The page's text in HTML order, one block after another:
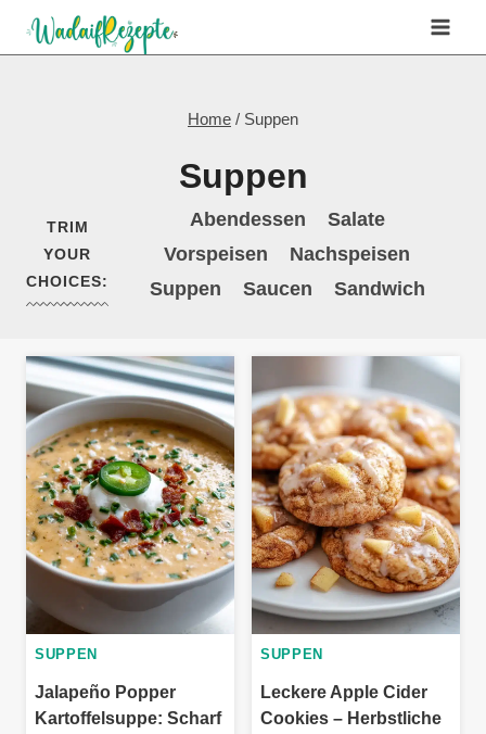
Skip
to
Home / Suppen
Suppen
TRIM
YOUR
CHOICES:
Abendessen
Salate
Vorspeisen
Nachspeisen
Suppen
Saucen Sandwich
SUPPEN
Jalapeño Popper
Kartoffelsuppe: Scharf
SUPPEN
Leckere Apple Cider
Cookies – Herbstliche